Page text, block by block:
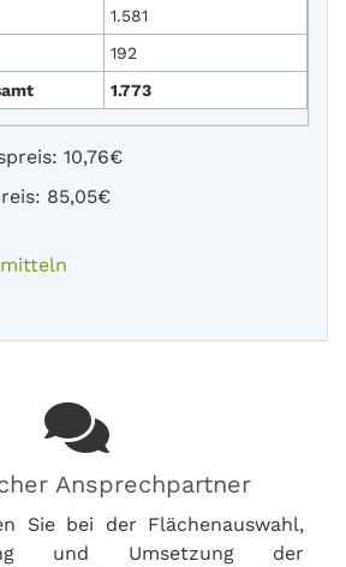
1.581
192
1.773
10,76€
85,05€
Ansprechpartner
Sie bei der Flächenauswahl,
und Umsetzung der